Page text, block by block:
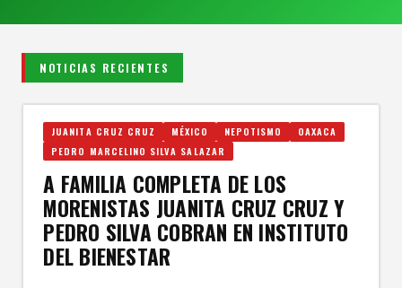
NOTICIAS RECIENTES
JUANITA CRUZ CRUZ MÉXICO NEPOTISMO
OAXACA
PEDRO MARCELINO SILVA SALAZAR
A FAMILIA COMPLETA DE LOS
MORENISTAS JUANITA CRUZ CRUZ Y
PEDRO SILVA COBRAN EN INSTITUTO
DEL BIENESTAR